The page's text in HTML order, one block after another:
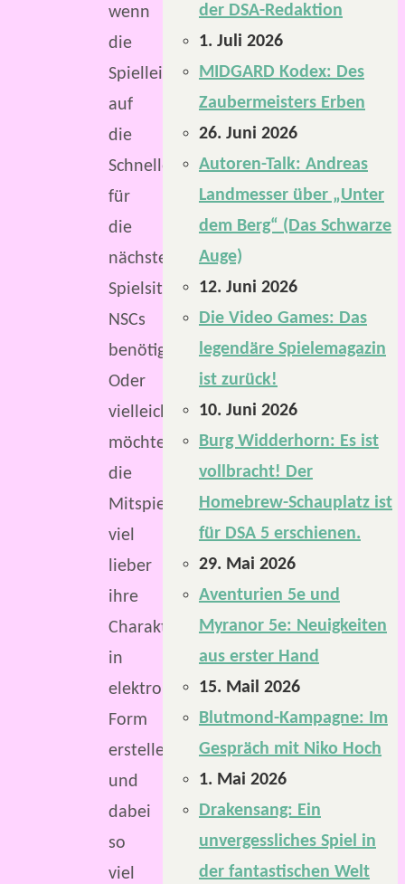
wenn
die
Spielleitung
auf
die
Schnelle
für
die
nächste
Spielsitzung
NSCs
benötigt?
Oder
vielleicht
möchten
die
Mitspielenden
viel
lieber
ihre
Charaktere
in
elektronischer
Form
erstellen
und
dabei
so
viel
der DSA-Redaktion
1. Juli 2026
MIDGARD Kodex: Des
Zaubermeisters Erben
26. Juni 2026
Autoren-Talk: Andreas
Landmesser über „Unter
dem Berg“ (Das Schwarze
Auge)
12. Juni 2026
Die Video Games: Das
legendäre Spielemagazin
ist zurück!
10. Juni 2026
Burg Widderhorn: Es ist
vollbracht! Der
Homebrew-Schauplatz ist
für DSA 5 erschienen.
29. Mai 2026
Aventurien 5e und
Myranor 5e: Neuigkeiten
aus erster Hand
15. Mail 2026
Blutmond-Kampagne: Im
Gespräch mit Niko Hoch
1. Mai 2026
Drakensang: Ein
unvergessliches Spiel in
der fantastischen Welt